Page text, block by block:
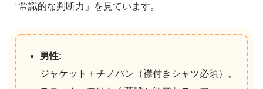
「常識的な判断力」を見ています。
男性:
ジャケット＋チノパン（襟付きシャツ必須）。